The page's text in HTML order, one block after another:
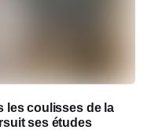
les coulisses de la
ses études